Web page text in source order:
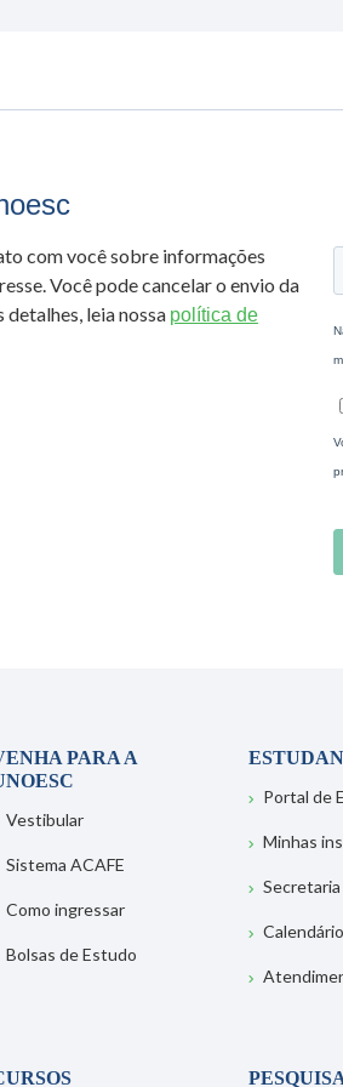
com você sobre informações
Você pode cancelar o envio da
leia nossa política de
PARA A
Vestibular
Sistema ACAFE
Como ingressar
Bolsas de Estudo
Portal de
Minhas